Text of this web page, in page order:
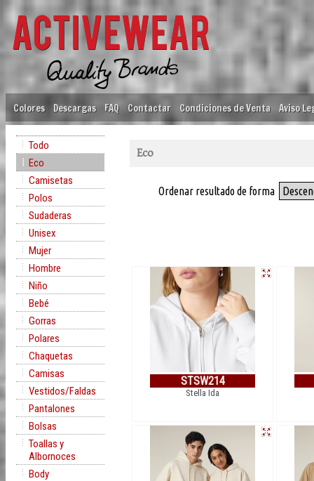
Colores Descargas FAQ Contactar Condiciones de Venta Aviso
Todo
Eco
Camisetas
Polos
Sudaderas
Unisex
Mujer
Hombre
Niño
Bebé
Gorras
Polares
Chaquetas
Camisas
Vestidos/Faldas
Pantalones
Bolsas
Toallas y
Albornoces
Body
Eco
Ordenar resultado de forma
STSW214
Stella Ida